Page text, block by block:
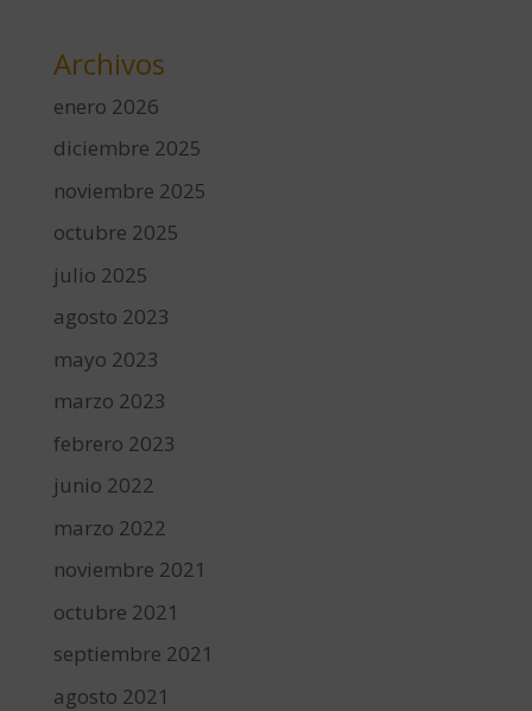
Archivos
enero 2026
diciembre 2025
noviembre 2025
octubre 2025
julio 2025
agosto 2023
mayo 2023
marzo 2023
febrero 2023
junio 2022
marzo 2022
noviembre 2021
octubre 2021
septiembre 2021
agosto 2021